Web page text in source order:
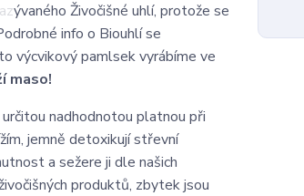
Živočišné uhlí, protože se
info o Biouhlí se
výcvikový pamlsek vyrábíme ve
maso!
nadhodnotou platnou při
jemně detoxikují střevní
a sežere ji dle našich
produktů, zbytek jsou